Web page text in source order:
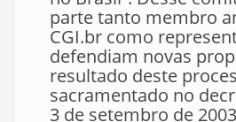
parte tanto membro
CGI.br como
defendiam novas
resultado deste
sacramentado no
3 de setembro de